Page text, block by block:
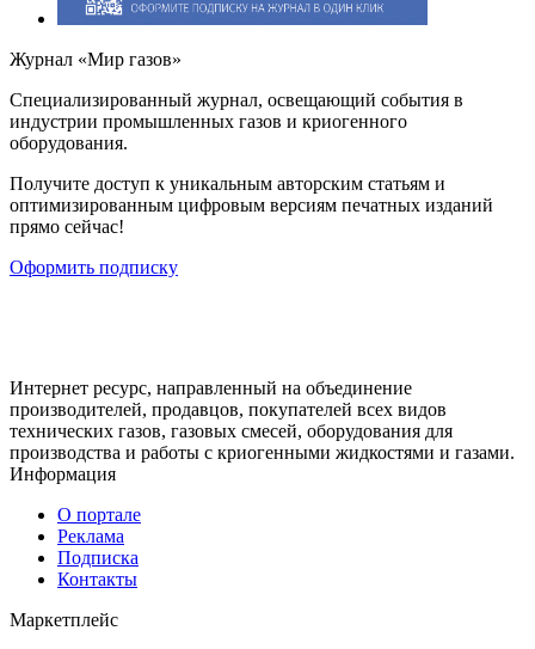
Журнал «Мир газов»
Cпециализированный журнал, освещающий события в
индустрии промышленных газов и криогенного
оборудования.
Получите доступ к уникальным авторским статьям и
оптимизированным цифровым версиям печатных изданий
прямо сейчас!
Оформить подписку
Интернет ресурс, направленный на объединение
производителей, продавцов, покупателей всех видов
технических газов, газовых смесей, оборудования для
производства и работы с криогенными жидкостями и газами.
Информация
О портале
Реклама
Подписка
Контакты
Маркетплейс